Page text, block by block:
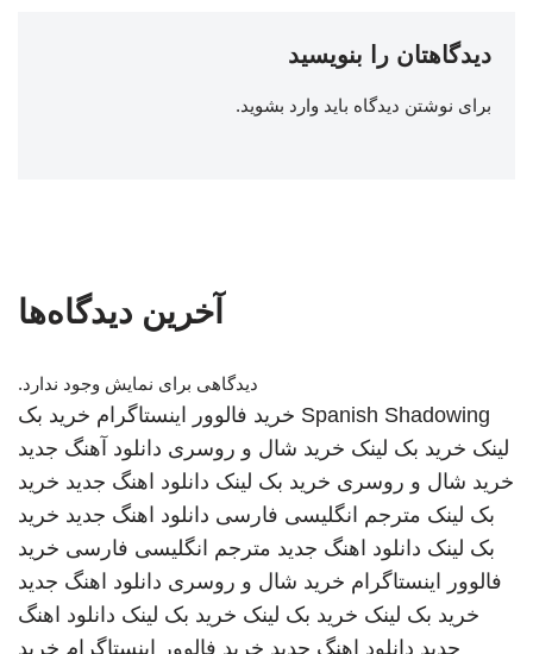
دیدگاهتان را بنویسید
برای نوشتن دیدگاه باید وارد بشوید.
آخرین دیدگاه‌ها
دیدگاهی برای نمایش وجود ندارد.
Spanish Shadowing خرید فالوور اینستاگرام خرید بک
لینک خرید بک لینک خرید شال و روسری دانلود آهنگ جدید
خرید شال و روسری خرید بک لینک دانلود اهنگ جدید خرید
بک لینک مترجم انگلیسی فارسی دانلود اهنگ جدید خرید
بک لینک دانلود اهنگ جدید مترجم انگلیسی فارسی خرید
فالوور اینستاگرام خرید شال و روسری دانلود اهنگ جدید
خرید بک لینک خرید بک لینک خرید بک لینک دانلود اهنگ
جدید دانلود اهنگ جدید خرید فالوور اینستاگرام خرید